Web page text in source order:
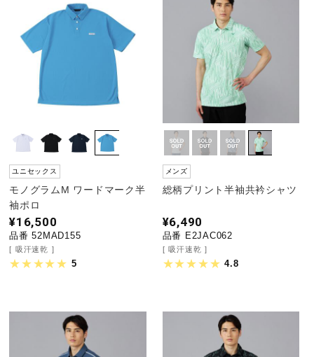
ユニセックス
モノグラムM ワードマーク半
袖ポロ
¥16,500
品番 52MAD155
吸汗速乾
5
メンズ
総柄プリント半袖共衿シャツ
¥6,490
品番 E2JAC062
吸汗速乾
4.8